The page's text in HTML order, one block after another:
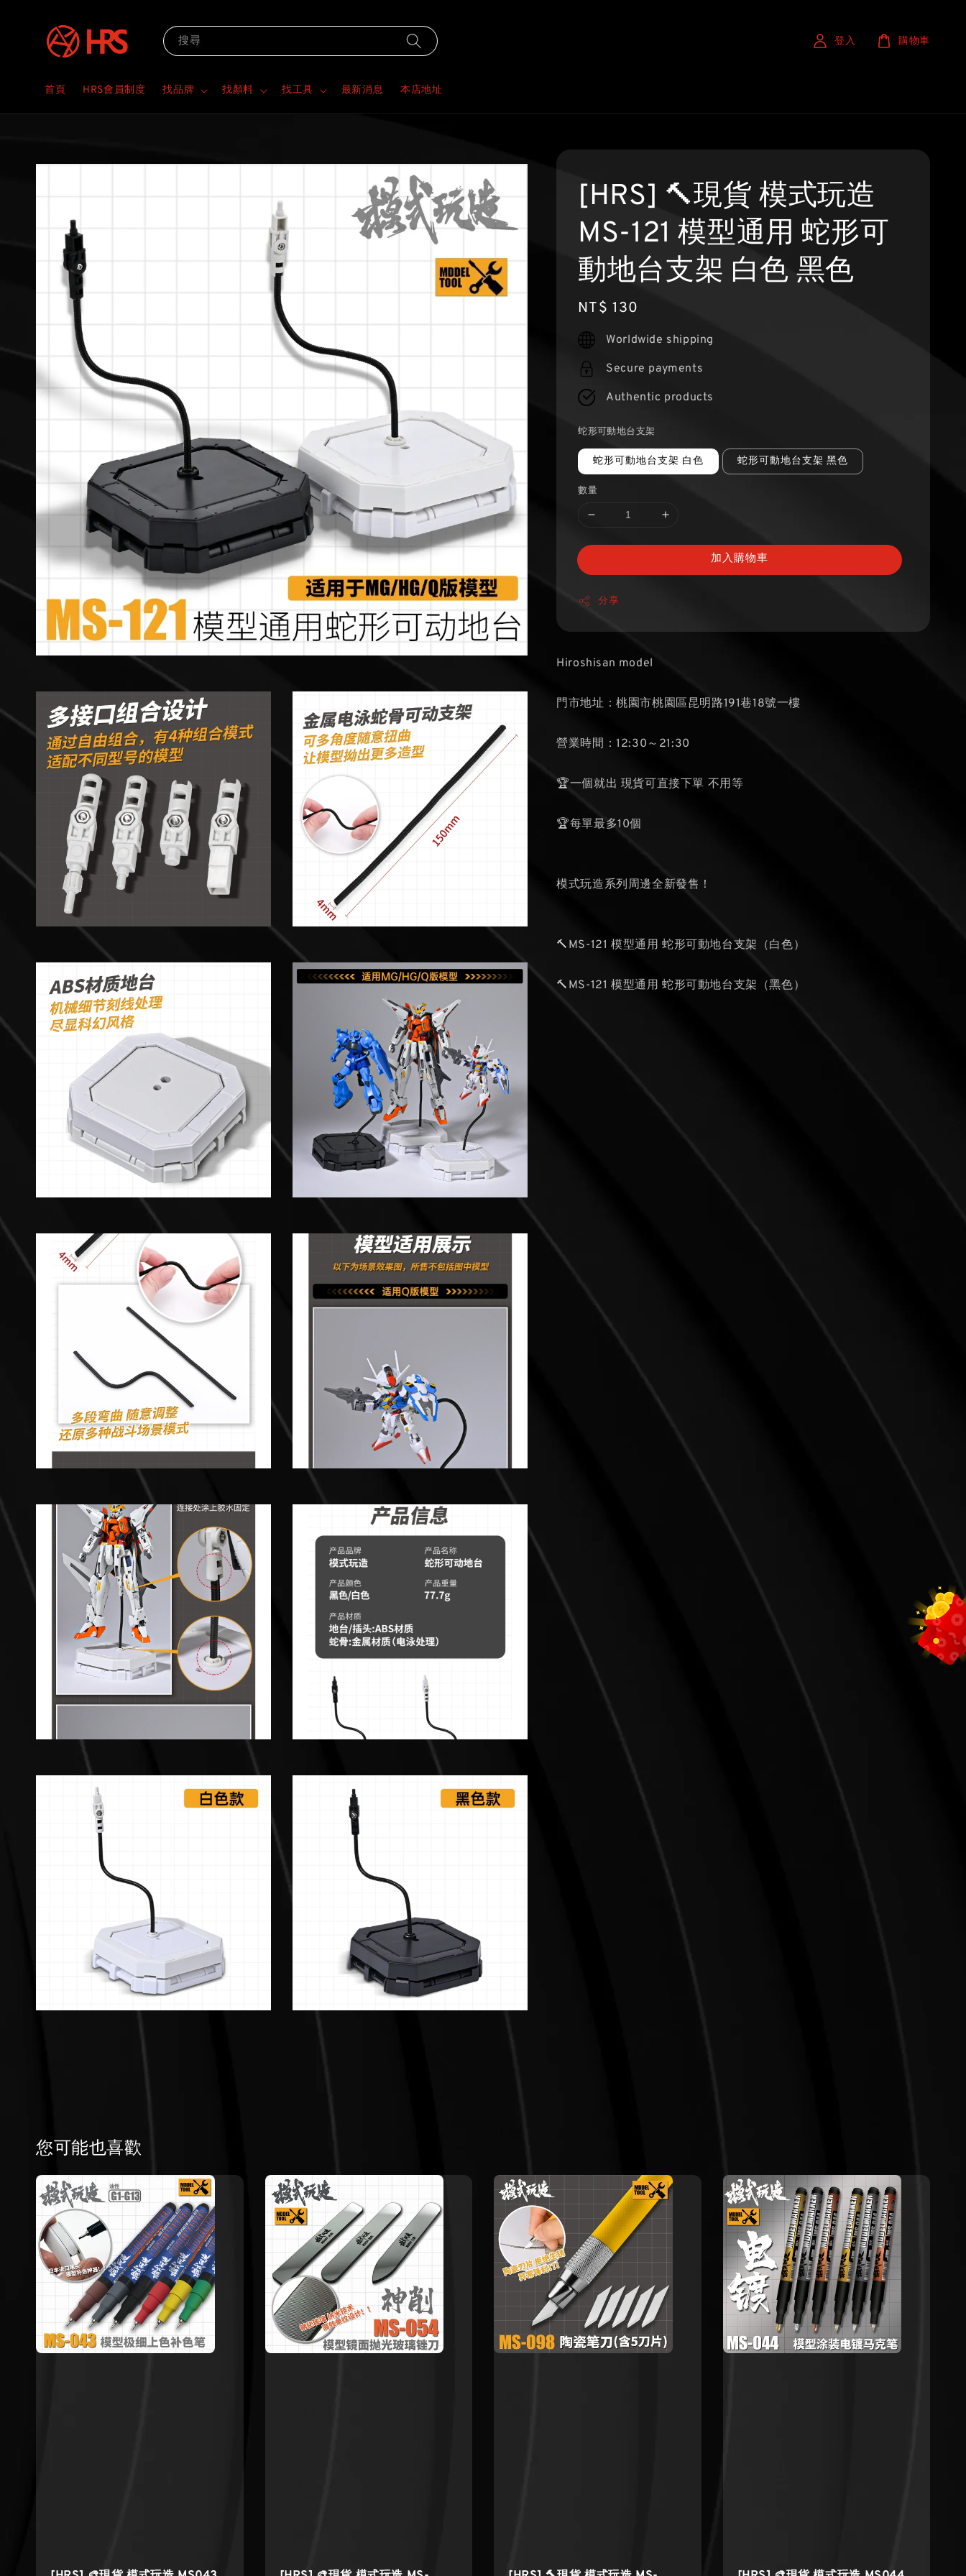
搜尋
首頁 HRS會員制度 找品牌 找顏料 找工具 最新消息 本店地址
登入 購物車
[HRS] 🔨現貨 模式玩造
MS-121 模型通用 蛇形可
動地台支架 白色 黑色
Regular
price
NT$ 130
Worldwide shipping
Secure payments
Authentic products
蛇形可動地台支架
蛇形可動地台支架 白色 蛇形可動地台支架 黑色
數量
加入購物車
分享
Hiroshisan model
門市地址：桃園市桃園區昆明路191巷18號一樓
營業時間：12:30～21:30
🏆一個就出 現貨可直接下單 不用等
🏆每單最多10個
模式玩造系列周邊全新發售！
🔨MS-121 模型通用 蛇形可動地台支架（白色）
🔨MS-121 模型通用 蛇形可動地台支架（黑色）
您可能也喜歡